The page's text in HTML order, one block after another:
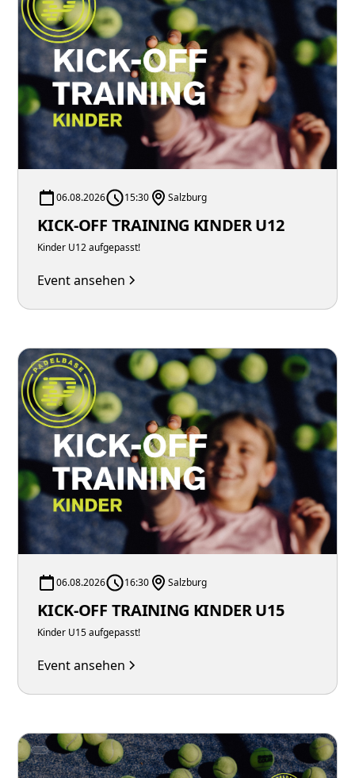
06.08.2026 15:30 Salzburg
KICK-OFF TRAINING KINDER U12
Kinder U12 aufgepasst!
Event ansehen
06.08.2026 16:30 Salzburg
KICK-OFF TRAINING KINDER U15
Kinder U15 aufgepasst!
Event ansehen